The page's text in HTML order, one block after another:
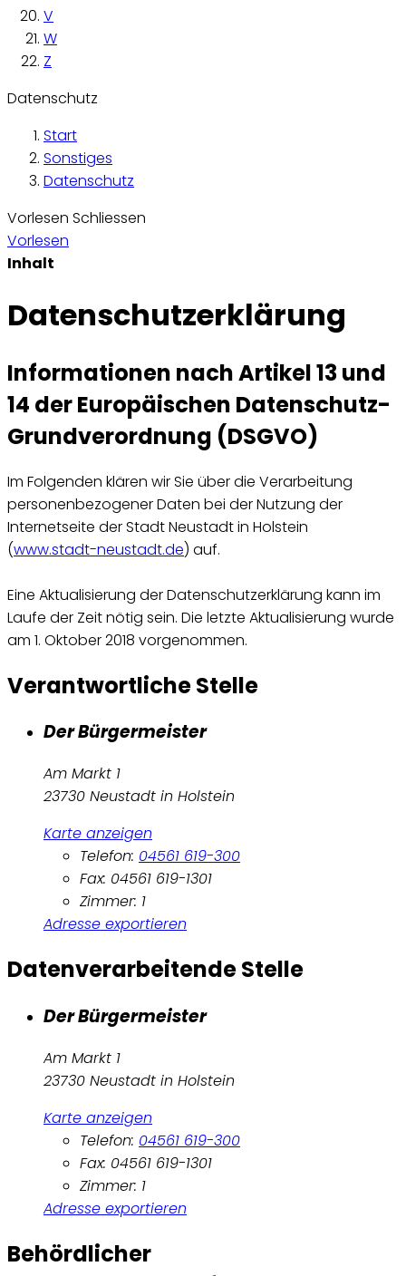
V
W
Z
Datenschutz
Start
Sonstiges
Datenschutz
Vorlesen Schliessen
Vorlesen
Inhalt
Datenschutzerklärung
Informationen nach Artikel 13 und
14 der Europäischen Datenschutz-
Grundverordnung (DSGVO)
Im Folgenden klären wir Sie über die Verarbeitung
personenbezogener Daten bei der Nutzung der
Internetseite der Stadt Neustadt in Holstein
(www.stadt-neustadt.de) auf.
Eine Aktualisierung der Datenschutzerklärung kann im
Laufe der Zeit nötig sein. Die letzte Aktualisierung wurde
am 1. Oktober 2018 vorgenommen.
Verantwortliche Stelle
Der Bürgermeister
Am Markt 1
23730 Neustadt in Holstein
Karte anzeigen
Telefon: 04561 619-300
Fax: 04561 619-1301
Zimmer: 1
Adresse exportieren
Datenverarbeitende Stelle
Der Bürgermeister
Am Markt 1
23730 Neustadt in Holstein
Karte anzeigen
Telefon: 04561 619-300
Fax: 04561 619-1301
Zimmer: 1
Adresse exportieren
Behördlicher